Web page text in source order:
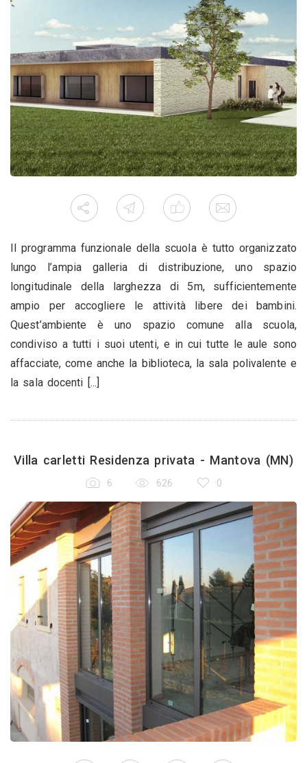
Il programma funzionale della scuola è tutto organizzato
lungo l’ampia galleria di distribuzione, uno spazio
longitudinale della larghezza di 5m, sufficientemente
ampio per accogliere le attività libere dei bambini.
Quest’ambiente è uno spazio comune alla scuola,
condiviso a tutti i suoi utenti, e in cui tutte le aule sono
affacciate, come anche la biblioteca, la sala polivalente e
la sala docenti [...]
Villa carletti Residenza privata - Mantova (MN)
6 626 0